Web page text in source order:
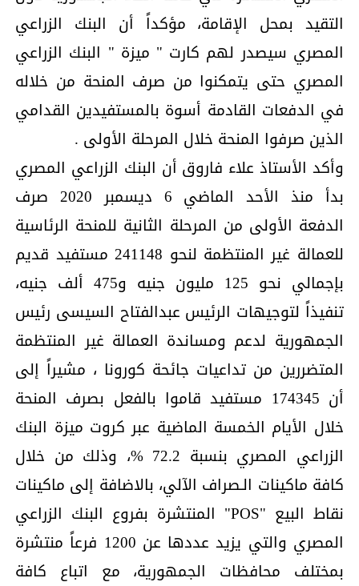
التقيد بمحل الإقامة، مؤكداً أن البنك الزراعي
المصري سيصدر لهم كارت " ميزة " البنك الزراعي
المصري حتى يتمكنوا من صرف المنحة من خلاله
في الدفعات القادمة أسوة بالمستفيدين القدامي
الذين صرفوا المنحة خلال المرحلة الأولى .
وأكد الأستاذ علاء فاروق أن البنك الزراعي المصري
بدأ منذ الأحد الماضي 6 ديسمبر 2020 صرف
الدفعة الأولى من المرحلة الثانية للمنحة الرئاسية
للعمالة غير المنتظمة لنحو 241148 مستفيد قديم
بإجمالي نحو 125 مليون جنيه و475 ألف جنيه،
تنفيذاً لتوجيهات الرئيس عبدالفتاح السيسى رئيس
الجمهورية لدعم ومساندة العمالة غير المنتظمة
المتضررين من تداعيات جائحة كورونا ، مشيراً إلى
أن 174345 مستفيد قاموا بالفعل بصرف المنحة
خلال الأيام الخمسة الماضية عبر كروت ميزة البنك
الزراعي المصري بنسبة 72.2 %، وذلك من خلال
كافة ماكينات الـصراف الآلي، بالاضافة إلى ماكينات
نقاط البيع "POS" المنتشرة بفروع البنك الزراعي
المصري والتي يزيد عددها عن 1200 فرعاً منتشرة
بمختلف محافظات الجمهورية، مع اتباع كافة